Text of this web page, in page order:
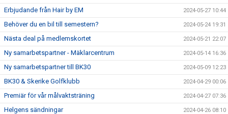
Erbjudande från Hair by EM 2024-05-27 10:44
Behöver du en bil till semestern? 2024-05-24 19:31
Nästa deal på medlemskortet 2024-05-21 22:07
Ny samarbetspartner - Mäklarcentrum 2024-05-14 16:36
Ny samarbetspartner till BK30 2024-05-09 12:23
BK30 & Skerike Golfklubb 2024-04-29 00:06
Premiär för vår målvaktsträning 2024-04-27 07:36
Helgens sändningar 2024-04-26 08:10